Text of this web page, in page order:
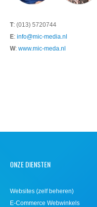
T: (013) 5720744
E: info@mic-media.nl
W: www.mic-meda.nl
ONZE DIENSTEN
Websites (zelf beheren)
E-Commerce Webwinkels